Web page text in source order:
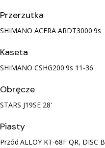
Przerzutka
SHIMANO ACERA ARDT3000 9s
Kaseta
SHIMANO CSHG200 9s 11-36
Obręcze
STARS J19SE 28'
Piasty
Przód ALLOY KT-68F QR, DISC